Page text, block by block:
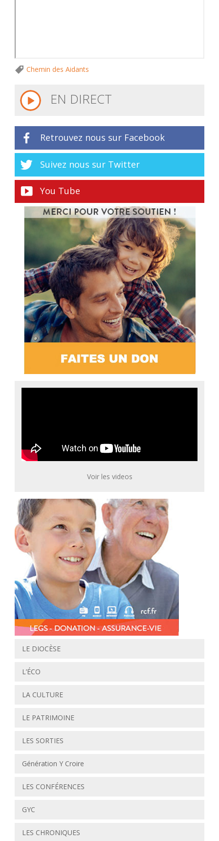
Chemin des Aidants
EN DIRECT
Retrouvez nous sur Facebook
Suivez nous sur Twitter
You Tube
Voir les videos
LE DIOCÈSE
L’ÉCO
LA CULTURE
LE PATRIMOINE
LES SORTIES
Génération Y Croire
LES CONFÉRENCES
GYC
LES CHRONIQUES